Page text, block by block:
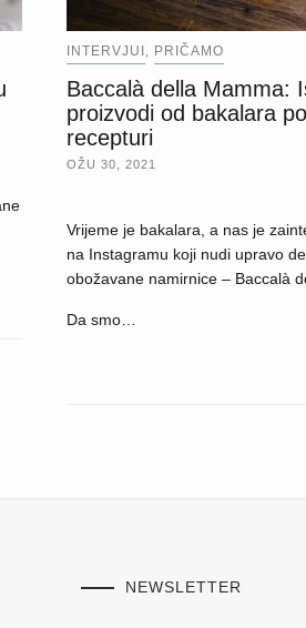
INTERVJUI PRIČAMO
Baccalà della Mamma:
proizvodi od bakalara
recepturi
OŽU 30, 2021
Vrijeme je bakalara, a nas je
na Instagramu koji nudi upravo
obožavane namirnice – Baccalà
Da smo…
NEWSLETTER